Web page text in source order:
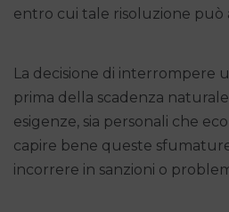
entro cui tale risoluzione può
La decisione di interrompere
prima della scadenza
esigenze, sia personali che
capire bene queste
incorrere in sanzioni o